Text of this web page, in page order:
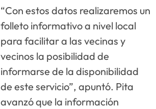
“Con estos datos realizaremos un
folleto informativo a nivel local
para facilitar a las vecinas y
vecinos la posibilidad de
informarse de la disponibilidad
de este servicio”, apuntó. Pita
avanzó que la información